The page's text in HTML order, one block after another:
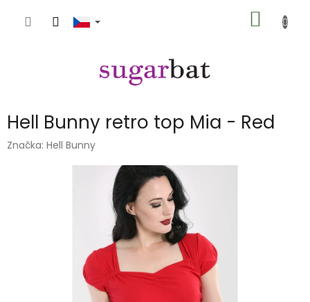
KOŠÍK
Hell Bunny retro top Mia - Red
Značka: Hell Bunny